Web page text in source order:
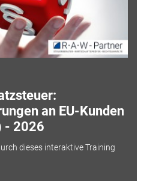
an EU-Kunden
- 2026
dieses interaktive Training